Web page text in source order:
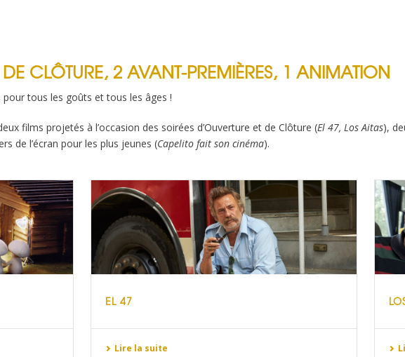
CLÔTURE, 2 AVANT-PREMIÈRES, 1 ANIMATION
tous les goûts et tous les âges !
films projetés à l’occasion des soirées d’Ouverture et de Clôture (El 47, Los Aitas),
de l’écran pour les plus jeunes (Capelito fait son cinéma).
EL 47
Lire la suite